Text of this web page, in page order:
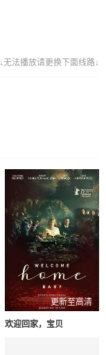
↓无法播放请更换下面线路↓
更新至高清
欢迎回家，宝贝